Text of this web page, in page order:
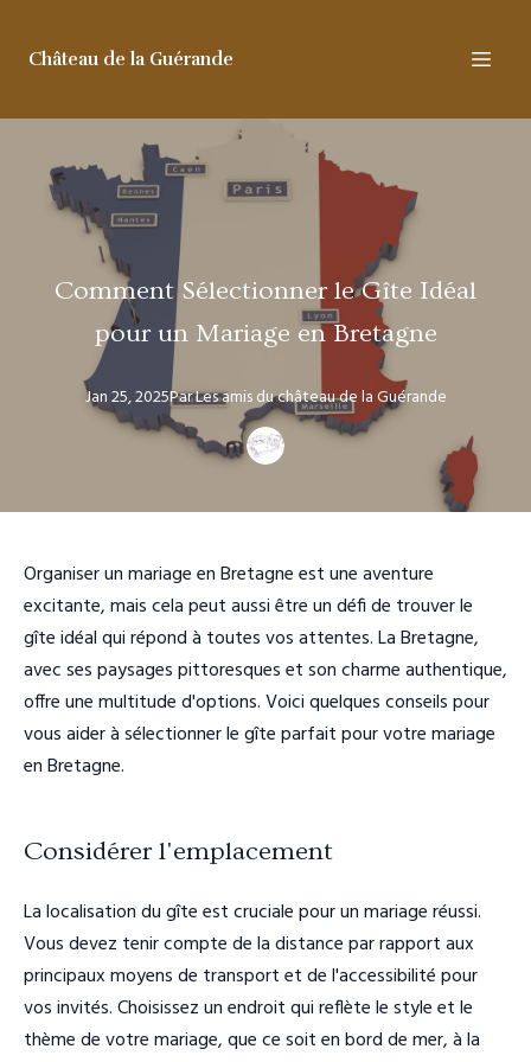
Château de la Guérande
Comment Sélectionner le Gîte Idéal
pour un Mariage en Bretagne
Jan 25, 2025ParLes amisdu château de la Guérande
Organiser un mariage en Bretagne est une aventure
excitante, mais cela peut aussi être un défi de trouver le
gîte idéal qui répond à toutes vos attentes. La Bretagne,
avec ses paysages pittoresques et son charme authentique,
offre une multitude d'options. Voici quelques conseils pour
vous aider à sélectionner le gîte parfait pour votre mariage
en Bretagne.
Considérer l'emplacement
La localisation du gîte est cruciale pour un mariage réussi.
Vous devez tenir compte de la distance par rapport aux
principaux moyens de transport et de l'accessibilité pour
vos invités. Choisissez un endroit qui reflète le style et le
thème de votre mariage, que ce soit en bord de mer, à la